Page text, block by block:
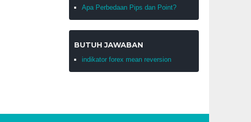
Apa Perbedaan Pips dan Point?
BUTUH JAWABAN
indikator forex mean reversion